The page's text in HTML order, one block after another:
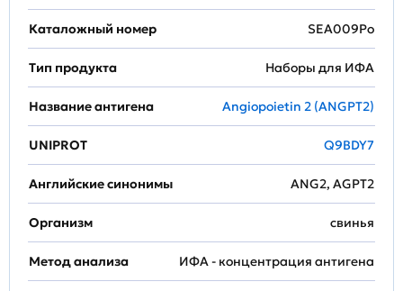
Каталожный номер SEA009Po
Тип продукта Наборы для ИФА
Название антигена Angiopoietin 2 (ANGPT2)
UNIPROT Q9BDY7
Английские синонимы ANG2, AGPT2
Организм свинья
Метод анализа ИФА - концентрация антигена